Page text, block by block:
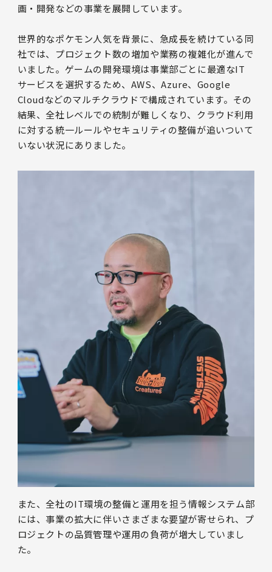
画・開発などの事業を展開しています。
世界的なポケモン人気を背景に、急成長を続けている同
社では、プロジェクト数の増加や業務の複雑化が進んで
いました。ゲームの開発環境は事業部ごとに最適なIT
サービスを選択するため、AWS、Azure、Google
Cloudなどのマルチクラウドで構成されています。その
結果、全社レベルでの統制が難しくなり、クラウド利用
に対する統一ルールやセキュリティの整備が追いついて
いない状況にありました。
また、全社のIT環境の整備と運用を担う情報システム部
には、事業の拡大に伴いさまざまな要望が寄せられ、プ
ロジェクトの品質管理や運用の負荷が増大していまし
た。